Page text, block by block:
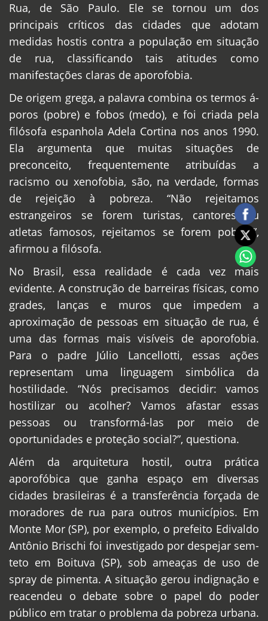
Rua, de São Paulo. Ele se tornou um dos
principais críticos das cidades que adotam
medidas hostis contra a população em situação
de rua, classificando tais atitudes como
manifestações claras de aporofobia.
De origem grega, a palavra combina os termos á-
poros (pobre) e fobos (medo), e foi criada pela
filósofa espanhola Adela Cortina nos anos 1990.
Ela argumenta que muitas situações de
preconceito, frequentemente atribuídas a
racismo ou xenofobia, são, na verdade, formas
de rejeição à pobreza. “Não rejeitamos
estrangeiros se forem turistas, cantores ou
atletas famosos, rejeitamos se forem pobres”,
afirmou a filósofa.
No Brasil, essa realidade é cada vez mais
evidente. A construção de barreiras físicas, como
grades, lanças e muros que impedem a
aproximação de pessoas em situação de rua, é
uma das formas mais visíveis de aporofobia.
Para o padre Júlio Lancellotti, essas ações
representam uma linguagem simbólica da
hostilidade. “Nós precisamos decidir: vamos
hostilizar ou acolher? Vamos afastar essas
pessoas ou transformá-las por meio de
oportunidades e proteção social?”, questiona.
Além da arquitetura hostil, outra prática
aporofóbica que ganha espaço em diversas
cidades brasileiras é a transferência forçada de
moradores de rua para outros municípios. Em
Monte Mor (SP), por exemplo, o prefeito Edivaldo
Antônio Brischi foi investigado por despejar sem-
teto em Boituva (SP), sob ameaças de uso de
spray de pimenta. A situação gerou indignação e
reacendeu o debate sobre o papel do poder
público em tratar o problema da pobreza urbana.